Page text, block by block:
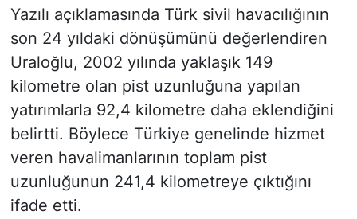
Yazılı açıklamasında Türk sivil havacılığının
son 24 yıldaki dönüşümünü değerlendiren
Uraloğlu, 2002 yılında yaklaşık 149
kilometre olan pist uzunluğuna yapılan
yatırımlarla 92,4 kilometre daha eklendiğini
belirtti. Böylece Türkiye genelinde hizmet
veren havalimanlarının toplam pist
uzunluğunun 241,4 kilometreye çıktığını
ifade etti.